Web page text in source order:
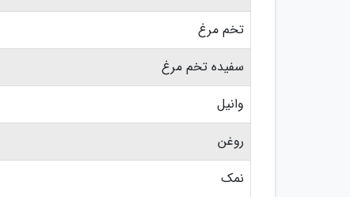
تخم مرغ
سفیده تخم مرغ
وانیل
روغن
نمک